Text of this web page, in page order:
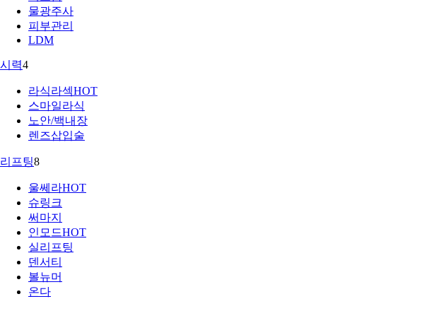
물광주사
피부관리
LDM
시력4
라식라섹HOT
스마일라식
노안/백내장
렌즈삽입술
리프팅8
울쎄라HOT
슈링크
써마지
인모드HOT
실리프팅
덴서티
볼뉴머
온다